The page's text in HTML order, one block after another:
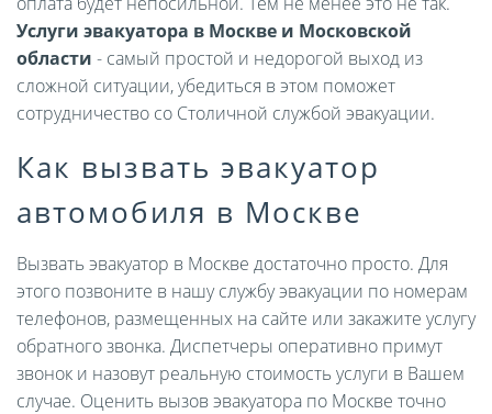
Услуги эвакуатора в Москве и Московской
области - самый простой и недорогой выход из
сложной ситуации, убедиться в этом поможет
сотрудничество со Столичной службой эвакуации.
Как вызвать эвакуатор
автомобиля в Москве
Вызвать эвакуатор в Москве достаточно просто. Для
этого позвоните в нашу службу эвакуации по номерам
телефонов, размещенных на сайте или закажите услугу
обратного звонка. Диспетчеры оперативно примут
звонок и назовут реальную стоимость услуги в Вашем
случае. Оценить вызов эвакуатора по Москве точно